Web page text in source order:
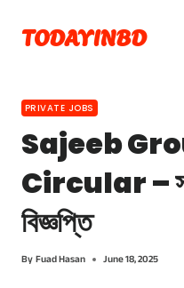
content
TODAYINBD
PRIVATE JOBS
Sajeeb
Circular –
বিজ্ঞপ্তি
ByFuad Hasan June 18, 2025